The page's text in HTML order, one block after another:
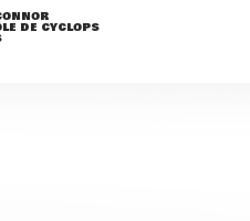
DE CYCLOPS